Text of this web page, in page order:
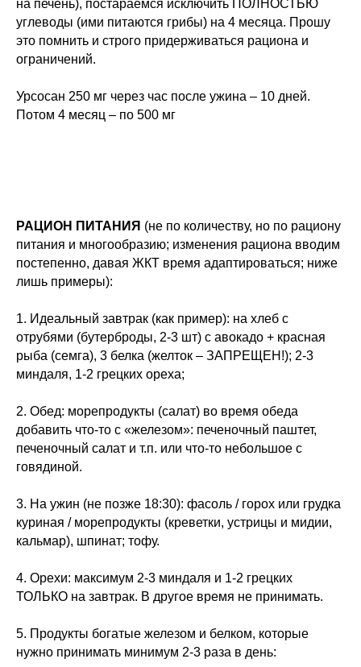
на печень), постараемся исключить ПОЛНОСТЬЮ
углеводы (ими питаются грибы) на 4 месяца. Прошу
это помнить и строго придерживаться рациона и
ограничений.
Урсосан 250 мг через час после ужина – 10 дней.
Потом 4 месяц – по 500 мг
РАЦИОН ПИТАНИЯ (не по количеству, но по рациону
питания и многообразию; изменения рациона вводим
постепенно, давая ЖКТ время адаптироваться; ниже
лишь примеры):
1. Идеальный завтрак (как пример): на хлеб с
отрубями (бутерброды, 2-3 шт) с авокадо + красная
рыба (семга), 3 белка (желток – ЗАПРЕЩЕН!); 2-3
миндаля, 1-2 грецких ореха;
2. Обед: морепродукты (салат) во время обеда
добавить что-то с «железом»: печеночный паштет,
печеночный салат и т.п. или что-то небольшое с
говядиной.
3. На ужин (не позже 18:30): фасоль / горох или грудка
куриная / морепродукты (креветки, устрицы и мидии,
кальмар), шпинат; тофу.
4. Орехи: максимум 2-3 миндаля и 1-2 грецких
ТОЛЬКО на завтрак. В другое время не принимать.
5. Продукты богатые железом и белком, которые
нужно принимать минимум 2-3 раза в день: